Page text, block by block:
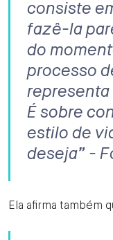
consiste
fazê-la
do
processo
representa
É sobre
estilo de
deseja” -
Ela afirma também